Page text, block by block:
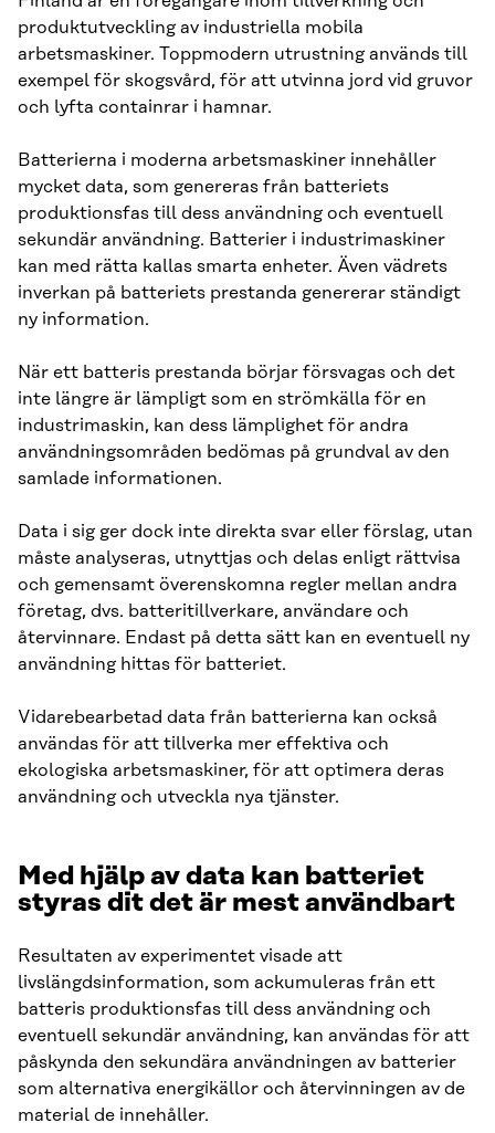
produktutveckling av industriella mobila
arbetsmaskiner. Toppmodern utrustning används till
exempel för skogsvård, för att utvinna jord vid gruvor
och lyfta containrar i hamnar.
Batterierna i moderna arbetsmaskiner innehåller
mycket data, som genereras från batteriets
produktionsfas till dess användning och eventuell
sekundär användning. Batterier i industrimaskiner
kan med rätta kallas smarta enheter. Även vädrets
inverkan på batteriets prestanda genererar ständigt
ny information.
När ett batteris prestanda börjar försvagas och det
inte längre är lämpligt som en strömkälla för en
industrimaskin, kan dess lämplighet för andra
användningsområden bedömas på grundval av den
samlade informationen.
Data i sig ger dock inte direkta svar eller förslag, utan
måste analyseras, utnyttjas och delas enligt rättvisa
och gemensamt överenskomna regler mellan andra
företag, dvs. batteritillverkare, användare och
återvinnare. Endast på detta sätt kan en eventuell ny
användning hittas för batteriet.
Vidarebearbetad data från batterierna kan också
användas för att tillverka mer effektiva och
ekologiska arbetsmaskiner, för att optimera deras
användning och utveckla nya tjänster.
Med hjälp av data kan batteriet
styras dit det är mest användbart
Resultaten av experimentet visade att
livslängdsinformation, som ackumuleras från ett
batteris produktionsfas till dess användning och
eventuell sekundär användning, kan användas för att
påskynda den sekundära användningen av batterier
som alternativa energikällor och återvinningen av de
material de innehåller.